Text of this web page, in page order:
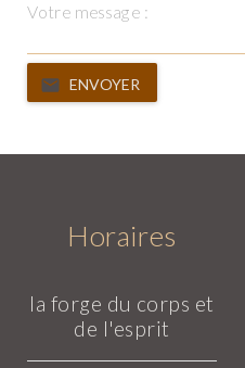
Votre message :
ENVOYER
Horaires
la forge du corps et
de l'esprit